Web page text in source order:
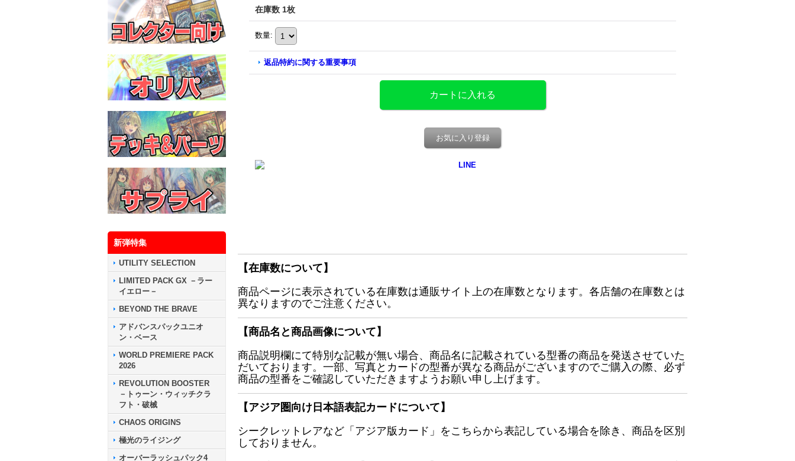
新弾特集
UTILITY SELECTION
LIMITED PACK GX －ラー
イエロー－
BEYOND THE BRAVE
アドバンスパックユニオ
ン・ベース
WORLD PREMIERE PACK
2026
REVOLUTION BOOSTER
－トゥーン・ウィッチクラ
フト・破械
CHAOS ORIGINS
極光のライジング
オーバーラッシュパック4
在庫数 1枚
数量:
返品特約に関する重要事項
お気に入り登録
【在庫数について】
商品ページに表示されている在庫数は通販サイト上の在庫数となります。各店舗の在庫数とは
異なりますのでご注意ください。
【商品名と商品画像について】
商品説明欄にて特別な記載が無い場合、商品名に記載されている型番の商品を発送させていた
だいております。一部、写真とカードの型番が異なる商品がございますのでご購入の際、必ず
商品の型番をご確認していただきますようお願い申し上げます。
【アジア圏向け日本語表記カードについて】
シークレットレアなど「アジア版カード」をこちらから表記している場合を除き、商品を区別
しておりません。